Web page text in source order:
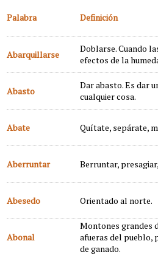
Palabra Definición
Abarquillarse
Doblarse. Cuando
efectos de la
Abasto
Dar abasto. Es dar
cualquier cosa.
Abate Quítate, sepárate,
Aberruntar Berruntar,
Abesedo Orientado al norte.
Abonal
Montones grandes
afueras del pueblo,
de ganado.